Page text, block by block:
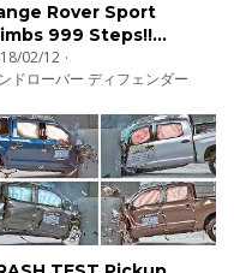
Rover Sport
999 Steps!!
Challenge
02/12
ドローバー ディフェンダー